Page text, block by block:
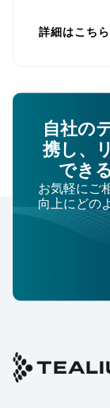
詳細はこちら
自社の
携し、
でき
お気軽にご
向上にどの